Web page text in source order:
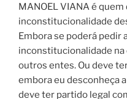
MANOEL VIANA é
inconstitucionalidade
Embora se poderá pedir
inconstitucionalidade na
outros entes. Ou deve
embora eu desconheça
deve ter partido legal